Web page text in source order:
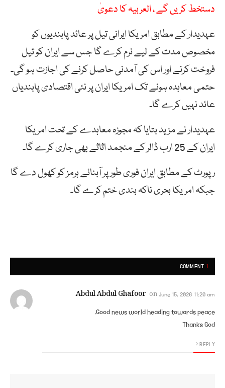
دستخط کریں گے ، العربیہ کا دعویٰ
عہدیدار کے مطابق امریکا ایرانی تیل پر عائد پابندیوں کو
مخصوص مدت کے لیے نرم کرے گا جس سے ایران کو تیل
فروخت کرنے اور اس کی آمدنی حاصل کرنے کی اجازت ہو گی۔
حتمی معاہدہ ہونے تک امریکا ایران پر نئی اقتصادی پابندیاں
عائد نہیں کرے گا۔
عہدیدار نے مزید بتایا کہ مجوزہ معاہدے کے تحت امریکا
ایران کے 25 ارب ڈالر کے منجمد اثاثے بھی جاری کرے گا۔
رپورٹ کے مطابق ایران فوری طور پر آبنائے ہرمز کو کھول دے گا
جبکہ امریکا بحری ناکہ بندی ختم کرے گا۔
1
Abdul Abdul Ghafoor onJune 15, 2026 11:20 am
Good news world heading towards peace.
Thanks God
REPLY